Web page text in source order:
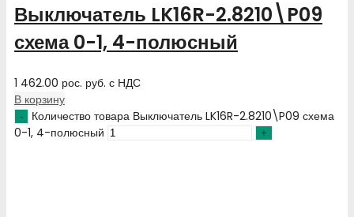
Выключатель LK16R-2.8210\P09
схема 0-1, 4-полюсный
1 462.00 рос. руб. с НДС
В корзину
Количество товара Выключатель LK16R-2.8210\P09 схема
0-1, 4-полюсный